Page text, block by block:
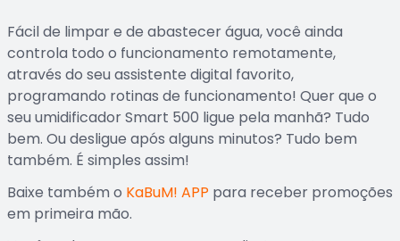
Fácil de limpar e de abastecer água, você ainda
controla todo o funcionamento remotamente,
através do seu assistente digital favorito,
programando rotinas de funcionamento! Quer que o
seu umidificador Smart 500 ligue pela manhã? Tudo
bem. Ou desligue após alguns minutos? Tudo bem
também. É simples assim!
Baixe também o KaBuM! APP para receber promoções
em primeira mão.